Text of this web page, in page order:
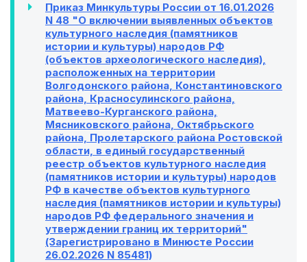
Приказ Минкультуры России от 16.01.2026
N 48 "О включении выявленных объектов
культурного наследия (памятников
истории и культуры) народов РФ
(объектов археологического наследия),
расположенных на территории
Волгодонского района, Константиновского
района, Красносулинского района,
Матвеево-Курганского района,
Мясниковского района, Октябрьского
района, Пролетарского района Ростовской
области, в единый государственный
реестр объектов культурного наследия
(памятников истории и культуры) народов
РФ в качестве объектов культурного
наследия (памятников истории и культуры)
народов РФ федерального значения и
утверждении границ их территорий"
(Зарегистрировано в Минюсте России
26.02.2026 N 85481)